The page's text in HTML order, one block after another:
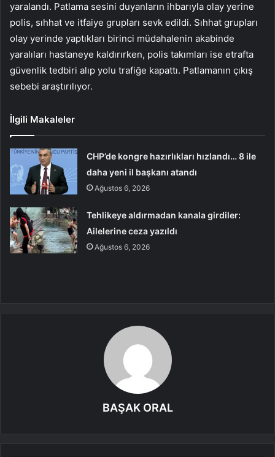
yaralandı. Patlama sesini duyanların ihbarıyla olay yerine
polis, sıhhat ve itfaiye grupları sevk edildi. Sıhhat grupları
olay yerinde yaptıkları birinci müdahalenin akabinde
yaralıları hastaneye kaldırırken, polis takımları ise etrafta
güvenlik tedbiri alıp yolu trafiğe kapattı. Patlamanın çıkış
sebebi araştırılıyor.
İlgili Makaleler
CHP’de kongre hazırlıkları hızlandı… 8 ile
daha yeni il başkanı atandı
Ağustos 6, 2026
Tehlikeye aldırmadan kanala girdiler:
Ailelerine ceza yazıldı
Ağustos 6, 2026
BAŞAK ORAL